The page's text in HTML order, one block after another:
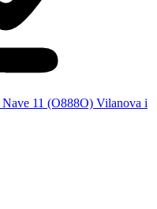
Nave 11 (O888O) Vilanova i